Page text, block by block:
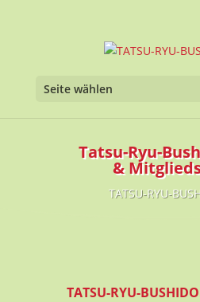
Seite wählen
Tatsu-Ryu-
&
TATSU-RYU-
TATSU-RYU-